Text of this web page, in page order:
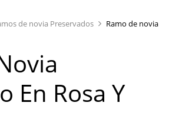
de novia Preservados
Ramo de novia
En Rosa Y